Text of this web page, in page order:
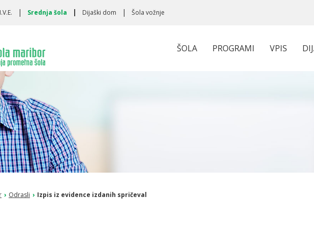
Srednja šola Dijaški dom Šola vožnje
ŠOLA PROGRAMI VPIS
› Odrasli › Izpis iz evidence izdanih spričeval